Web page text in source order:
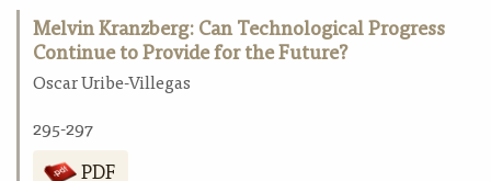
Melvin Kranzberg: Can Technological Progress
Continue to Provide for the Future?
Oscar Uribe-Villegas
295-297
PDF